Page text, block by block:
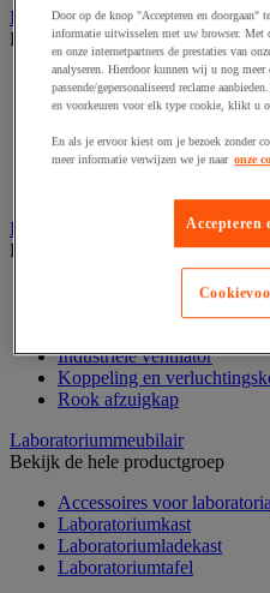
Industriële mat, tegel en rooster
Bekijk de hele productgroep
Accessoires voor matten en
ESD antistatische en
industrie
Industriële
Industriele ventilator en afzuigkap
Bekijk de hele productgroep
Accessoires voor
Accessoires voor
Industriële ventilator
Koppeling en
Rook afzuigkap
Laboratoriummeubilair
Bekijk de hele productgroep
Accessoires voor laboratoria
Laboratoriumkast
Laboratoriumladekast
Laboratoriumtafel
Door op de knop "Accepteren en
informatie uitwisselen met uw browser. Met
en onze internetpartners de prestaties van
analyseren. Hierdoor kunnen wij u nog meer
passende/gepersonaliseerd reclame
en voorkeuren voor elk type cookie, klikt u
En als je ervoor kiest om je bezoek zonder
meer informatie verwijzen we je naar onze
Accepteren